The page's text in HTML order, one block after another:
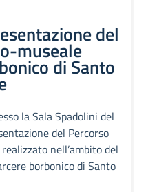
del
museale
di Santo
la Sala Spadolini del
del Percorso
nell’ambito del
borbonico di Santo